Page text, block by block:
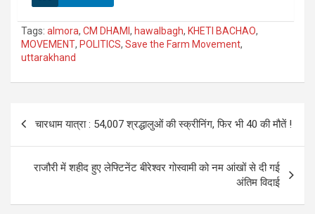
Tags: almora, CM DHAMI , hawalbagh, KHETI BACHAO,
MOVEMENT, POLITICS, Save the Farm Movement,
uttarakhand
navigation
चारधाम यात्रा : 54,007 श्रद्धालुओं की स्क्रीनिंग, फिर भी 40 की मौतें !
राजौरी में शहीद हुए लेफ्टिनेंट बीरेश्वर गोस्वामी को नम आंखों से दी गई
अंतिम विदाई